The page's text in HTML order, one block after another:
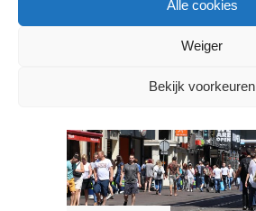
Alle cookies
Weiger
Bekijk voorkeuren